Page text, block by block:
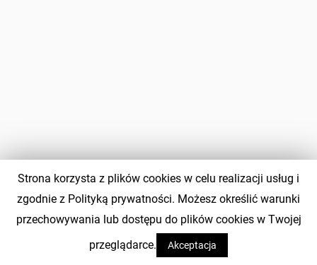
Strona korzysta z plików cookies w celu realizacji usług i
zgodnie z Polityką prywatności. Możesz określić warunki
przechowywania lub dostępu do plików cookies w Twojej
przeglądarce.
Akceptacja